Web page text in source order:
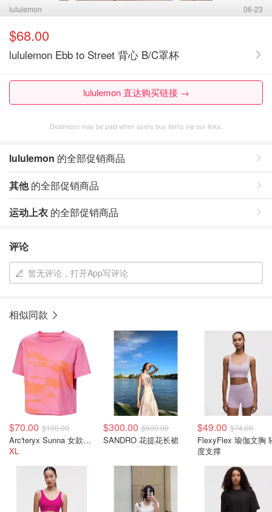
lululemon 06-23
$68.00
lululemon Ebb to Street 背心 B/C罩杯
lululemon 直达购买链接 →
Dealmoon may be paid when users buy items via our links.
lululemon 的全部促销商品
其他的全部促销商品
运动上衣 的全部促销商品
评论
暂无评论，打开App写评论
相似同款
$70.00 $100.00
Arc'teryx Sunna 女款短款上衣
XL
$300.00 $600.00
SANDRO 花提花长裙
$49.00 $74.00
FlexyFlex 瑜伽文胸
度支撑